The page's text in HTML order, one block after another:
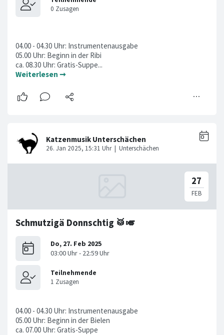
04.00 - 04.30 Uhr: Instrumentenausgabe
05.00 Uhr: Beginn in der Ribi
ca. 08.30 Uhr: Gratis-Suppe...
Weiterlesen ➞
Schmutzigä Donnschtig 🥁🎺
04.00 - 04.30 Uhr: Instrumentenausgabe
05.00 Uhr: Beginn in der Bielen
ca. 07.00 Uhr: Gratis-Suppe